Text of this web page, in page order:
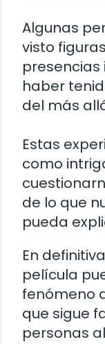
Algunas
visto
presencias
haber
del más
Estas
como
de lo que
pueda
En
película
fenómeno
que sigue
personas